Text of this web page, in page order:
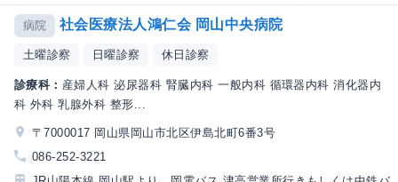
病院 社会医療法人鴻仁会 岡山中央病院
土曜診察 日曜診察 休日診察
診療科： 産婦人科 泌尿器科 腎臓内科 一般内科 循環器内科 消化器内
科 外科 乳腺外科 整形...
〒7000017 岡山県岡山市北区伊島北町6番3号
086-252-3221